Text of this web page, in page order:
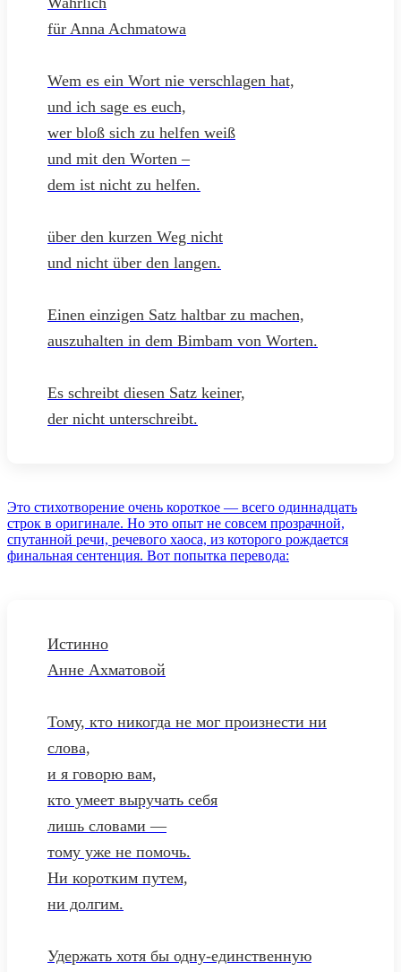
für Anna Achmatowa
Wem es ein Wort nie verschlagen hat,
und ich sage es euch,
wer bloß sich zu helfen weiß
und mit den Worten –
dem ist nicht zu helfen.
über den kurzen Weg nicht
und nicht über den langen.
Einen einzigen Satz haltbar zu machen,
auszuhalten in dem Bimbam von Worten.
Es schreibt diesen Satz keiner,
der nicht unterschreibt.
Это стихотворение очень короткое — всего одиннадцать
строк в оригинале. Но это опыт не совсем прозрачной,
спутанной речи, речевого хаоса, из которого рождается
финальная сентенция. Вот попытка перевода:
Истинно
Анне Ахматовой
Тому, кто никогда не мог произнести ни
слова,
и я говорю вам,
кто умеет выручать себя
лишь словами —
тому уже не помочь.
Ни коротким путем,
ни долгим.
Удержать хотя бы одну-единственную